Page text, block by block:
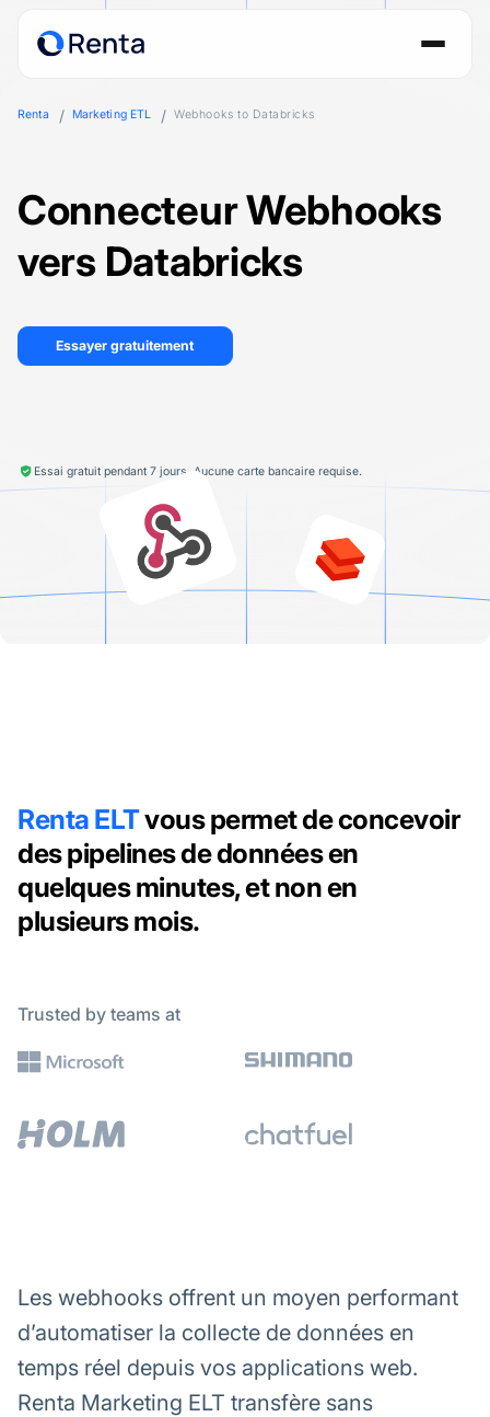
Renta Marketing ETL Webhooks to Databricks
Connecteur Webhooks
vers Databricks
Essayer gratuitement
Essai gratuit pendant 7 jours. Aucune carte bancaire requise.
Renta ELTvous permet de concevoir
des pipelines de données en
quelques minutes, et non en
plusieurs mois.
Trusted by teams at
Les webhooks offrent un moyen performant
d’automatiser la collecte de données en
temps réel depuis vos applications web.
Renta Marketing ELT transfère sans